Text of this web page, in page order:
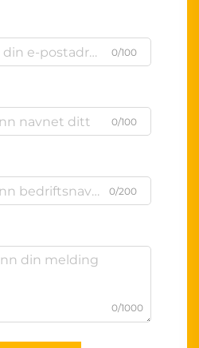
0/100
0/100
0/200
0/1000